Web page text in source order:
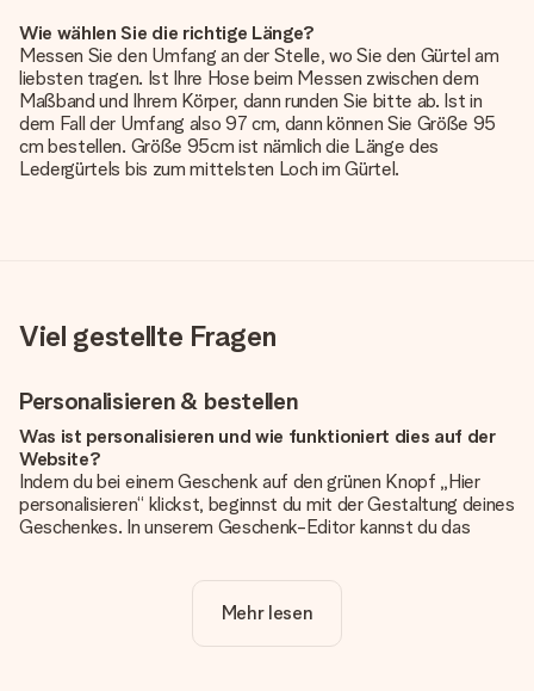
Wie wählen Sie die richtige Länge?
Messen Sie den Umfang an der Stelle, wo Sie den Gürtel am
liebsten tragen. Ist Ihre Hose beim Messen zwischen dem
Maßband und Ihrem Körper, dann runden Sie bitte ab. Ist in
dem Fall der Umfang also 97 cm, dann können Sie Größe 95
cm bestellen. Größe 95cm ist nämlich die Länge des
Ledergürtels bis zum mittelsten Loch im Gürtel.
Viel gestellte Fragen
Personalisieren & bestellen
Was ist personalisieren und wie funktioniert dies auf der
Website?
Indem du bei einem Geschenk auf den grünen Knopf „Hier
personalisieren“ klickst, beginnst du mit der Gestaltung deines
Geschenkes. In unserem Geschenk-Editor kannst du das
noch eines unserer angebotenen Designs, um deinem
Geschenk die perfekte Ausstrahlung zu verleihen.
Mehr lesen